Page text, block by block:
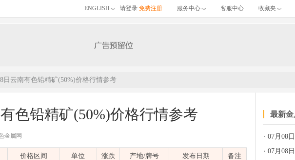
ENGLISH 请登录 免费注册 服务中心 客服中心 收藏夹
日云南有色铅精矿(50%)价格行情参考
色铅精矿(50%)价格行情参考
金属网
布的07月08日云南有色铅精矿(50%)价格行情参考，包含品名、材质、价格区间、单位、涨跌、产地牌号、发布日
价格区间 单位 涨跌 产地/牌号 发布日期 备注
最新
07月08
行情参考
07月08